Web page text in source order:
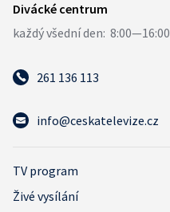
261 136 113
info@ceskatelevize.cz
TV program
Živé vysílání